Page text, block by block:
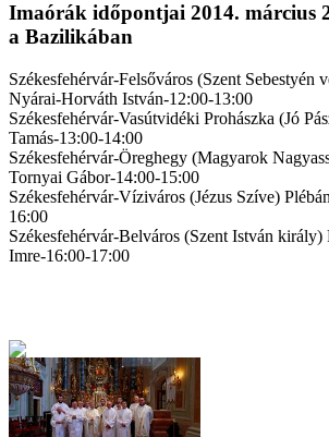
Imaórák időpontjai 2014. március
a Bazilikában
Székesfehérvár-Felsőváros (Szent Sebestyén
Nyárai-Horváth István-12:00-13:00
Székesfehérvár-Vasútvidéki Prohászka (Jó
Tamás-13:00-14:00
Székesfehérvár-Öreghegy (Magyarok
Tornyai Gábor-14:00-15:00
Székesfehérvár-Víziváros (Jézus Szíve)
16:00
Székesfehérvár-Belváros (Szent István király)
Imre-16:00-17:00